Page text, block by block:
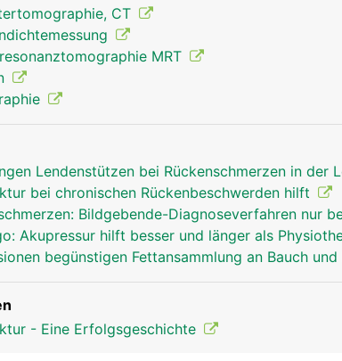
Frau
CT
MRT
Lendenstützen bei Rückenschmerzen in der
bei chronischen Rückenbeschwerden hilft
Bildgebende-Diagnoseverfahren nur
Akupressur hilft besser und länger als
begünstigen Fettansammlung an Bauch
- Eine Erfolgsgeschichte